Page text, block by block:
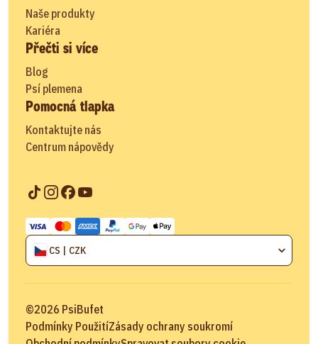
Naše produkty
Kariéra
Přečti si více
Blog
Psí plemena
Pomocná tlapka
Kontaktujte nás
Centrum nápovědy
CS | CZK
©2026 PsiBufet
Podmínky PoužitíZásady ochrany soukromí